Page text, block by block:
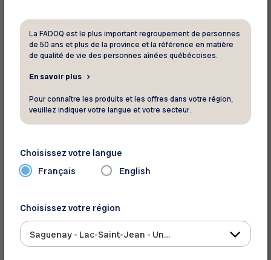
3-Choisissez le bon mode de
paiement
Privilégiez l’utilisation d’une carte de crédit
offerte par une grande institution financière qui
garantit le remboursement des transactions
frauduleuses. En cas de problème, vous serez
des achats sur le Web, vous pouvez utiliser une
carte distincte dont la limite d’achat est peu
Certaines plateformes, notamment PayPal,
offrent un service de paiement interposé. En
La FADOQ est le plus important regroupement de personnes
de 50 ans et plus de la province et la référence en matière
de qualité de vie des personnes aînées québécoises.
En savoir plus
Pour connaître les produits et les offres dans votre région,
veuillez indiquer votre langue et votre secteur.
Choisissez votre langue
Français English
Choisissez votre région
Saguenay - Lac-Saint-Jean - Ungava